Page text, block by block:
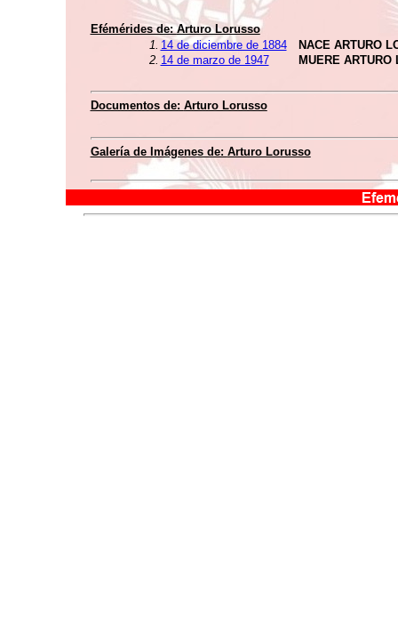
Efémérides de:Arturo Lorusso
1. 14 de diciembre de 1884
NACE ARTURO
2. 14 de marzo de 1947 MUERE ARTURO
Documentos de: Arturo Lorusso
Galería de Imágenes de: Arturo Lorusso